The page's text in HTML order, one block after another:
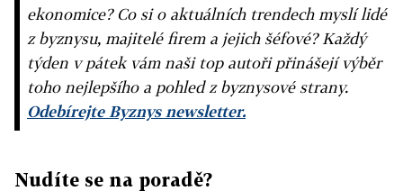
ekonomice? Co si o aktuálních trendech myslí lidé
z byznysu, majitelé firem a jejich šéfové? Každý
týden v pátek vám naši top autoři přinášejí výběr
toho nejlepšího a pohled z byznysové strany.
Odebírejte Byznys newsletter.
Nudíte se na poradě?